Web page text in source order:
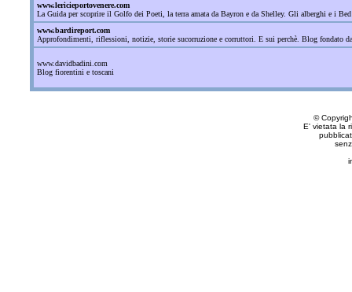
www.lericieportovenere.com
La Guida per scoprire il Golfo dei Poeti, la terra amata da Bayron e da Shelley. Gli alberghi e i
www.bardireport.com
Approfondimenti, riflessioni, notizie, storie sucorruzione e corruttori. E sui perchè. Blog fondato
www.davidbadini.com
Blog fiorentini e toscani
©
E' vietata la